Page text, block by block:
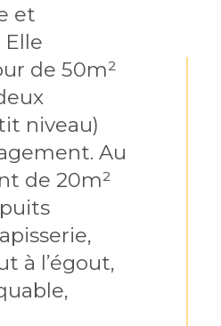
et
de 50m²
niveau)
Au
de 20m²
à l’égout,